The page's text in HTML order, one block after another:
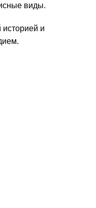
виды.
историей и